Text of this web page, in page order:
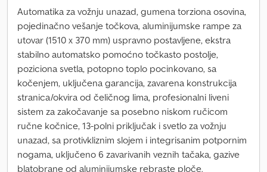
Automatika za vožnju unazad, gumena torziona osovina,
pojedinačno vešanje točkova, aluminijumske rampe za
utovar (1510 x 370 mm) uspravno postavljene, ekstra
stabilno automatsko pomoćno točkasto postolje,
poziciona svetla, potopno toplo pocinkovano, sa
kočenjem, uključena garancija, zavarena konstrukcija
stranica/okvira od čeličnog lima, profesionalni liveni
sistem za zakočavanje sa posebno niskom ručicom
ručne kočnice, 13-polni priključak i svetlo za vožnju
unazad, sa protivkliznim slojem i integrisanim potpornim
nogama, uključeno 6 zavarivanih veznih tačaka, gazive
blatobrane od aluminijumske rebraste ploče.